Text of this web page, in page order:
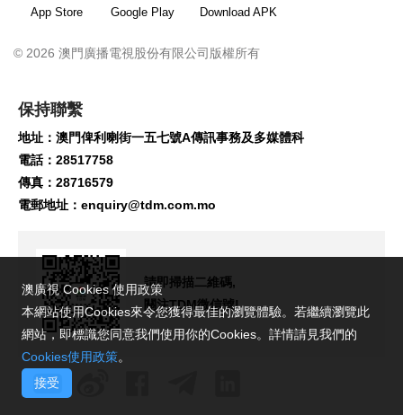
App Store Google Play Download APK
© 2026 澳門廣播電視股份有限公司版權所有
保持聯繫
地址：澳門俾利喇街一五七號A傳訊事務及多媒體科
電話：28517758
傳真：28716579
電郵地址： enquiry@tdm.com.mo
請即掃描二維碼,
關注TDM微信號!
澳廣視 Cookies 使用政策
本網站使用Cookies來令您獲得最佳的瀏覽體驗。若繼續瀏覽此
網站，即標識您同意我們使用你的Cookies。詳情請見我們的
Cookies使用政策。
接受